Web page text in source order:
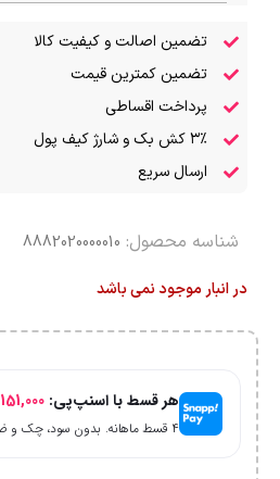
تضمین اصالت و کیفیت کالا
تضمین کمترین قیمت
پرداخت اقساطی
۳٪ کش بک و شارژ کیف پول
ارسال سریع
شناسه محصول: 8882020000010
در انبار موجود نمی باشد
هر قسط با اسنپ‌پی: 151,000
۴ قسط ماهانه. بدون سود، چک و ضامن.